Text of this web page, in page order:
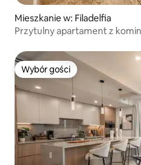
Mieszkanie w: Filadelfia
Przytulny apartament z
Wybór gości
Wybór gości